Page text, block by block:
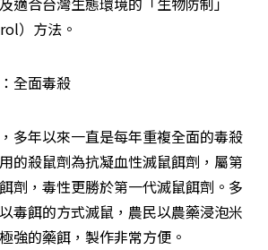
）方法。
全面毒殺
多年以來一直是每年重複全面的毒殺
的殺鼠劑為抗凝血性滅鼠餌劑，屬第
劑，毒性更勝於第一代滅鼠餌劑。多
毒餌的方式滅鼠，農民以農藥浸泡米
強的藥餌，製作非常方便。